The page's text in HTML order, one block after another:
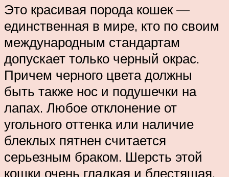
Это красивая порода кошек —
единственная в мире, кто по своим
международным стандартам
допускает только черный окрас.
Причем черного цвета должны
быть также нос и подушечки на
лапах. Любое отклонение от
угольного оттенка или наличие
блеклых пятнен считается
серьезным браком. Шерсть этой
кошки очень гладкая и блестящая,